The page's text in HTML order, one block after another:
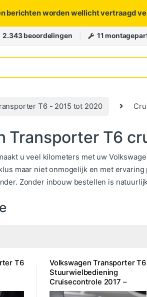
berichten worden wellicht vertraagd
2.343 beoordelingen 11
T6 - 2015 tot 2020
Transporter T6
u veel kilometers met uw
maar niet onmogelijk en met
Zonder inbouw bestellen is
T6
Volkswagen Transporter T6
Stuurwielbediening
Cruisecontrole 2017 –
2020